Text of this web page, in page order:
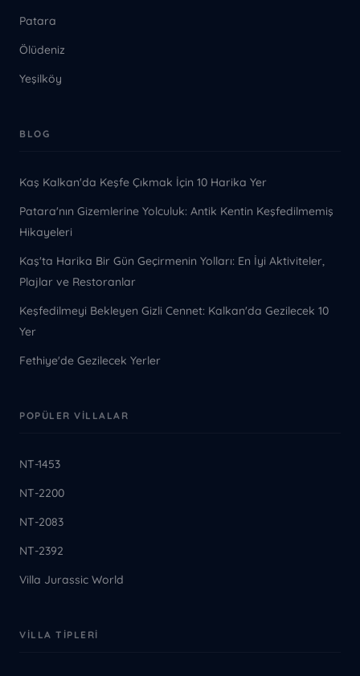
Patara
Ölüdeniz
Yeşilköy
BLOG
Kaş Kalkan'da Keşfe Çıkmak İçin 10 Harika Yer
Patara'nın Gizemlerine Yolculuk: Antik Kentin Keşfedilmemiş
Hikayeleri
Kaş'ta Harika Bir Gün Geçirmenin Yolları: En İyi Aktiviteler,
Plajlar ve Restoranlar
Keşfedilmeyi Bekleyen Gizli Cennet: Kalkan'da Gezilecek 10
Yer
Fethiye'de Gezilecek Yerler
POPÜLER VILLALAR
NT-1453
NT-2200
NT-2083
NT-2392
Villa Jurassic World
VILLA TIPLERI